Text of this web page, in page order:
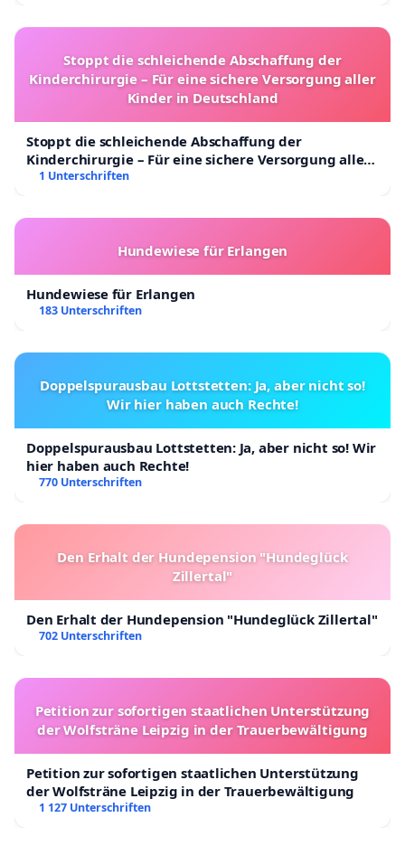
Stoppt die schleichende Abschaffung der
Kinderchirurgie – Für eine sichere Versorgung aller
Kinder in Deutschland
Stoppt die schleichende Abschaffung der
Kinderchirurgie – Für eine sichere Versorgung aller
Kinder in Deutschland
1 Unterschriften
Hundewiese für Erlangen
Hundewiese für Erlangen
183 Unterschriften
Doppelspurausbau Lottstetten: Ja, aber nicht so!
Wir hier haben auch Rechte!
Doppelspurausbau Lottstetten: Ja, aber nicht so! Wir
hier haben auch Rechte!
770 Unterschriften
Den Erhalt der Hundepension "Hundeglück
Zillertal"
Den Erhalt der Hundepension "Hundeglück Zillertal"
702 Unterschriften
Petition zur sofortigen staatlichen Unterstützung
der Wolfsträne Leipzig in der Trauerbewältigung
Petition zur sofortigen staatlichen Unterstützung
der Wolfsträne Leipzig in der Trauerbewältigung
1 127 Unterschriften